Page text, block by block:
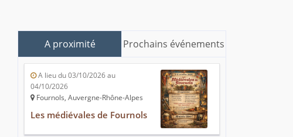
A proximité Prochains événements
A lieu du 03/10/2026 au
04/10/2026
Fournols, Auvergne-Rhône-Alpes
Les médiévales de Fournols